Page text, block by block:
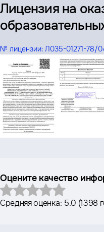
Лицензия на
№ лицензии: Л035-01271-78/
Оцените качество
Средняя оценка: 5.0 (1398